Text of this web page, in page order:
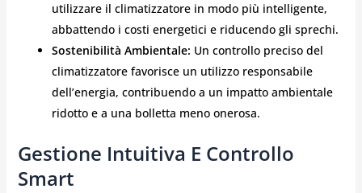
utilizzare il climatizzatore in modo più intelligente,
abbattendo i costi energetici e riducendo gli sprechi.
Sostenibilità Ambientale: Un controllo preciso del
climatizzatore favorisce un utilizzo responsabile
dell’energia, contribuendo a un impatto ambientale
ridotto e a una bolletta meno onerosa.
Gestione Intuitiva E Controllo
Smart